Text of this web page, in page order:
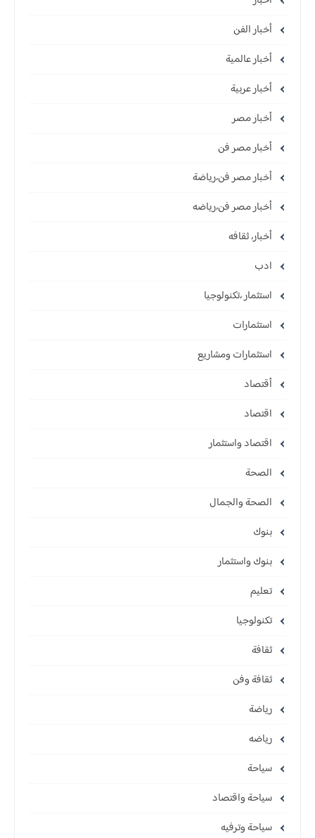
أخبار الفن
أخبار عالمية
أخبار عربية
أخبار مصر
أخبار مصر فن
أخبار مصر فن،رياضة
أخبار مصر فن،رياضه
أخبار، ثقافه
ادب
استثمار ،تكنولوجيا
استثمارات
استثمارات ومشاريع
أقتصاد
اقتصاد
اقتصاد واستثمار
الصحة
الصحة والجمال
بنوك
بنوك واستثمار
تعليم
تكنولوجيا
ثقافة
ثقافة وفن
رياضة
رياضه
سياحة
سياحة واقتصاد
سياحة وترفيه